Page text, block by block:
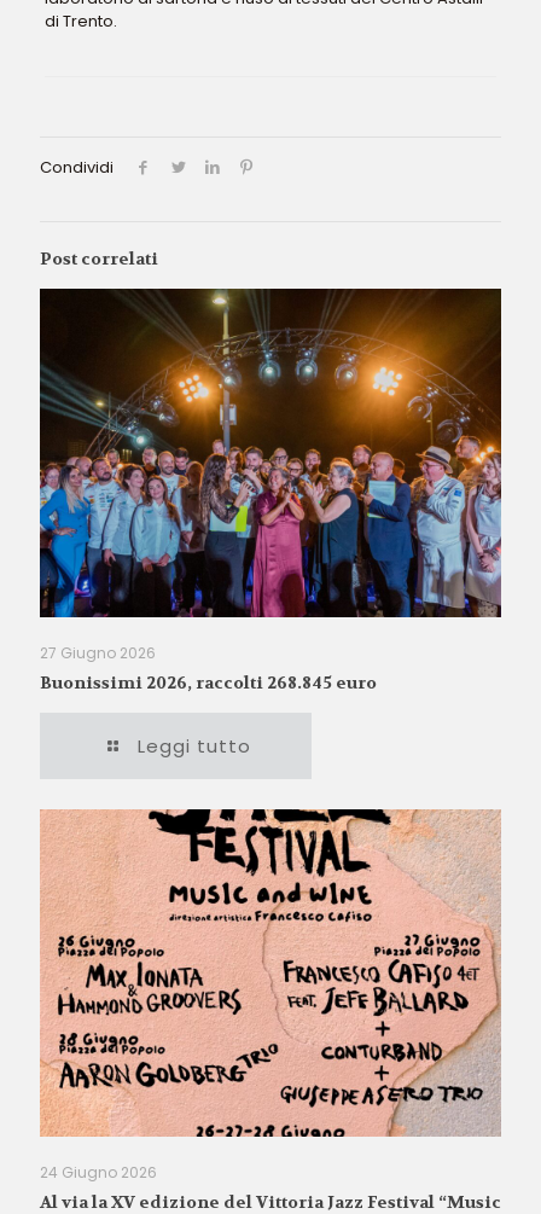
di Trento.
Condividi
Post correlati
27 Giugno 2026
Buonissimi 2026, raccolti 268.845 euro
Leggi tutto
24 Giugno 2026
Al via la XV edizione del Vittoria Jazz Festival “Music